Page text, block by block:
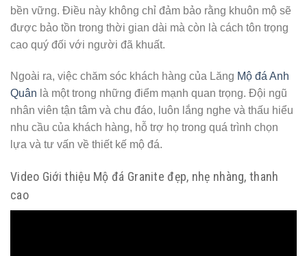
bền vững. Điều này không chỉ đảm bảo rằng khuôn mộ sẽ
được bảo tồn trong thời gian dài mà còn là cách tôn trọng
cao quý đối với người đã khuất.
Ngoài ra, việc chăm sóc khách hàng của Lăng Mộ đá Anh
Quân là một trong những điểm mạnh quan trọng. Đội ngũ
nhân viên tận tâm và chu đáo, luôn lắng nghe và thấu hiểu
nhu cầu của khách hàng, hỗ trợ họ trong quá trình chọn
lựa và tư vấn về thiết kế mộ đá.
Video Giới thiệu Mộ đá Granite đẹp, nhẹ nhàng, thanh
cao